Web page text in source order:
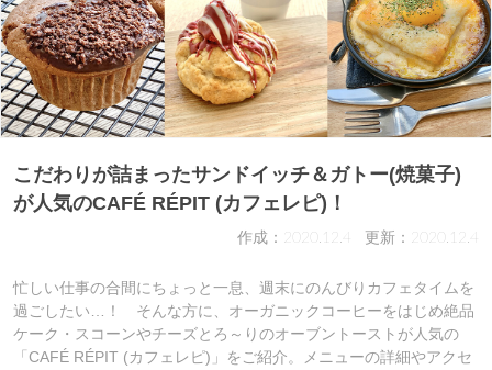
こだわりが詰まったサンドイッチ＆ガトー(焼菓子)
が人気のCAFÉ RÉPIT (カフェレピ)！
作成：2020.12.4 更新：2020.12.4
忙しい仕事の合間にちょっと一息、週末にのんびりカフェタイムを
過ごしたい…！ そんな方に、オーガニックコーヒーをはじめ絶品
ケーク・スコーンやチーズとろ～りのオーブントーストが人気の
「CAFÉ RÉPIT (カフェレピ)」をご紹介。メニューの詳細やアクセ